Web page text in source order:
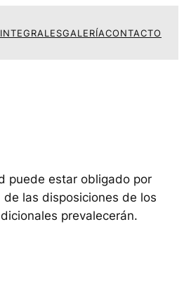
GALERÍACONTACTO
puede estar obligado por
las disposiciones de los
prevalecerán.